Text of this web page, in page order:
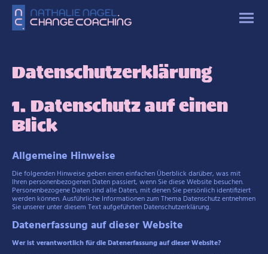
Datenschutzerklärung
1. Datenschutz auf einen
Blick
Allgemeine Hinweise
Die folgenden Hinweise geben einen einfachen Überblick darüber, was mit
Ihren personenbezogenen Daten passiert, wenn Sie diese Website besuchen.
Personenbezogene Daten sind alle Daten, mit denen Sie persönlich identifiziert
werden können. Ausführliche Informationen zum Thema Datenschutz entnehmen
Sie unserer unter diesem Text aufgeführten Datenschutzerklärung.
Datenerfassung auf dieser Website
Wer ist verantwortlich für die Datenerfassung auf dieser Website?